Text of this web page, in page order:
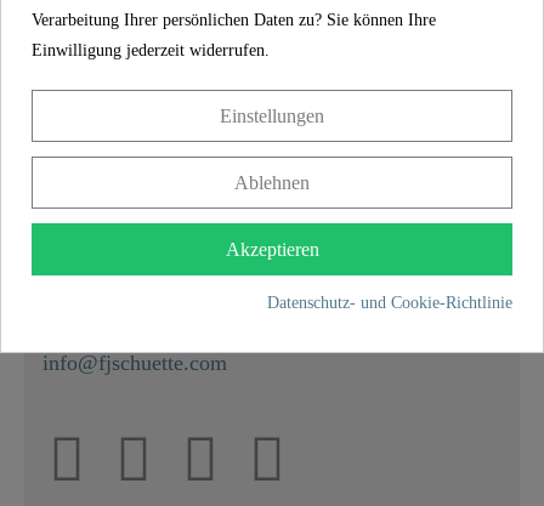
Gewicht 0,0 kg
Franz Joseph Schütte GmbH
Hullerweg 1
info@fjschuette.com
Verarbeitung Ihrer persönlichen Daten zu? Sie können Ihre
Einwilligung jederzeit widerrufen.
Einstellungen
Ablehnen
Akzeptieren
Datenschutz- und Cookie-Richtlinie